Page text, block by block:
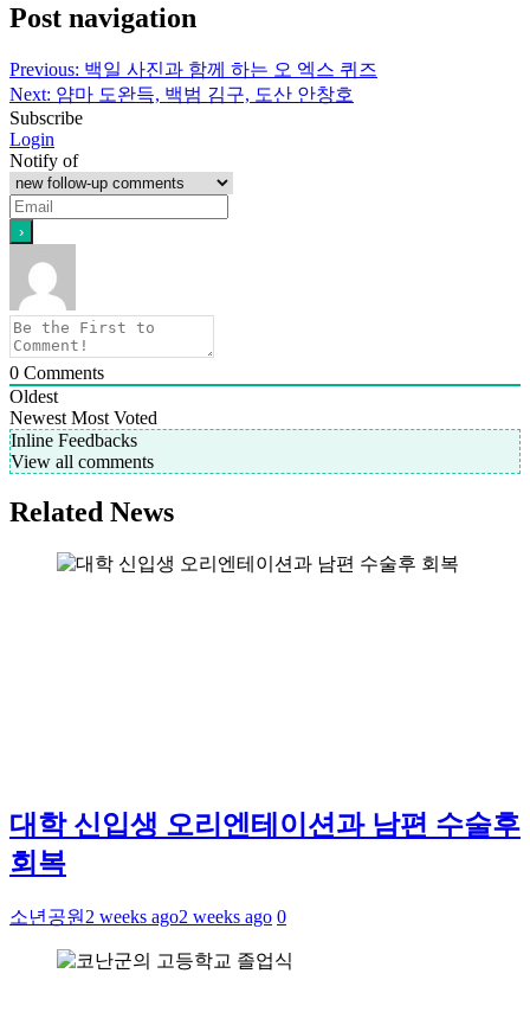
Post navigation
Previous: 백일 사진과 함께 하는 오 엑스 퀴즈
Next: 얌마 도완득, 백범 김구, 도산 안창호
Subscribe
Login
Notify of
0 Comments
Oldest
Newest Most Voted
Inline Feedbacks
View all comments
Related News
대학 신입생 오리엔테이션과 남편 수술후
회복
소년공원 2 weeks ago2 weeks ago 0